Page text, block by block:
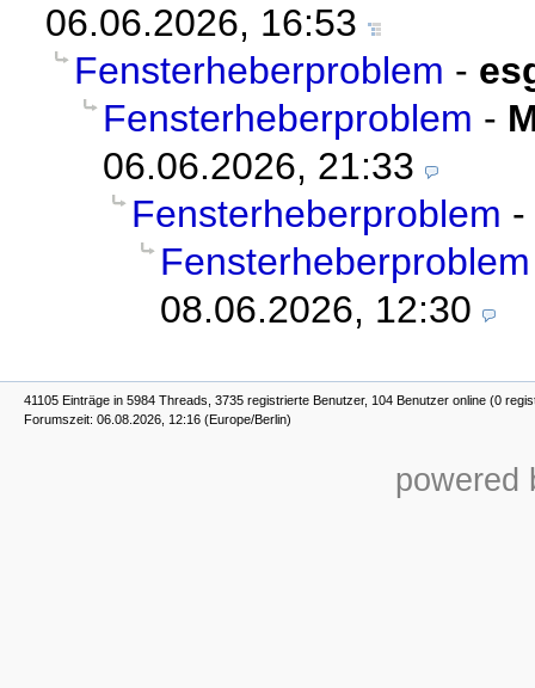
06.06.2026, 16:53
Fensterheberproblem -
Fensterheberproblem -
06.06.2026, 21:33
Fensterheberproblem -
Fensterheberproblem
08.06.2026, 12:30
41105 Einträge in 5984 Threads, 3735 registrierte Benutzer, 104 Benutzer online (0
Forumszeit: 06.08.2026, 12:16 (Europe/Berlin)
powered